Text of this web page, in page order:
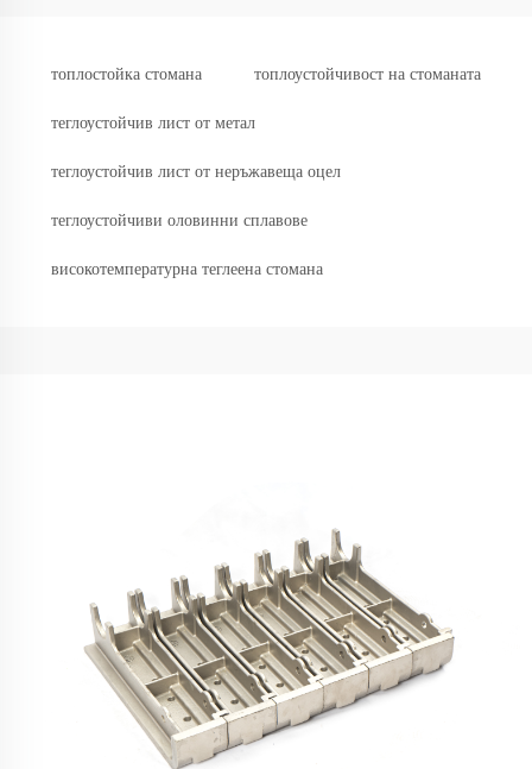
топлостойка стомана топлоустойчивост на стоманата
теглоустойчив лист от метал
теглоустойчив лист от неръжавеща оцел
теглоустойчиви оловинни сплавове
високотемпературна теглеена стомана